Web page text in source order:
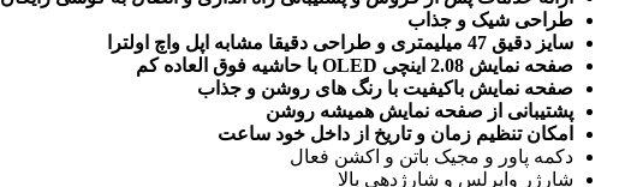
طراحی شیک و جذاب
سایز دقیق 47 میلیمتری و طراحی دقیقا مشابه اپل واچ اولترا
صفحه نمایش 2.08 اینچی OLED با حاشیه فوق العاده کم
صفحه نمایش باکیفیت با رنگ های روشن و جذاب
پشتیبانی از صفحه نمایش همیشه روشن
امکان تنظیم زمان و تاریخ از داخل خود ساعت
دکمه پاور و مجیک باتن و اکشن فعال
شارژر وایرلس و شارژدهی بالا